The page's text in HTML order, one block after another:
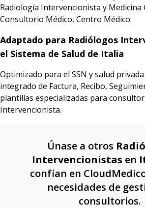
Radiología Intervencionista y Medicina
Consultorio Médico, Centro Médico.
Adaptado para Radiólogos
el Sistema de Salud de Italia
Optimizado para el SSN y salud
integrado de Factura, Recibo,
plantillas especializadas para
Intervencionista.
Únase a otros
Intervencionistas en
confían en
necesidades de
consultorios.